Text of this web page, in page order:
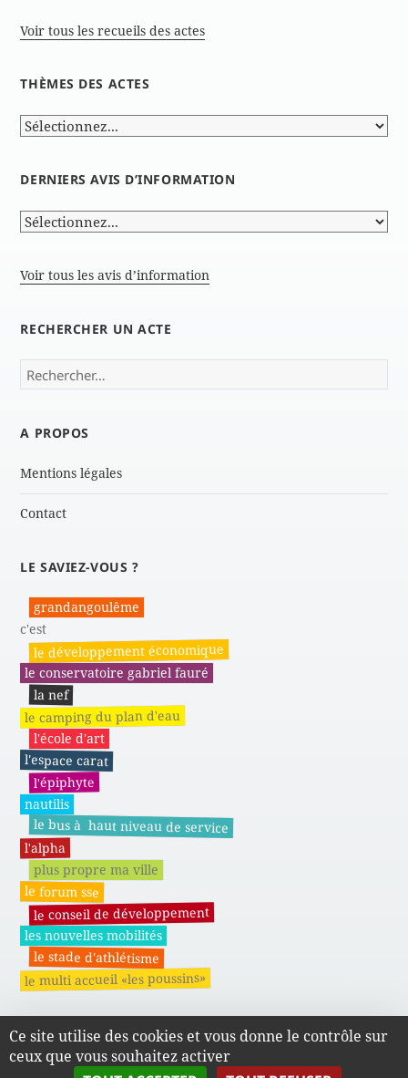
Voir tous les recueils des actes
THÈMES DES ACTES
DERNIERS AVIS D’INFORMATION
Voir tous les avis d’information
RECHERCHER UN ACTE
Rechercher :
A PROPOS
Mentions légales
Contact
LE SAVIEZ-VOUS ?
grandangoulême
c'est
le développement économique
le conservatoire gabriel fauré
la nef
le camping du plan d'eau
l'école d'art
l'espace carat
l'épiphyte
nautilis
le bus à haut niveau de service
l'alpha
plus propre ma ville
le forum sse
le conseil de développement
les nouvelles mobilités
le stade d'athlétisme
le multi accueil «les poussins»
Actes administratifs du SMAPE
Ce site utilise des cookies et vous donne le contrôle sur
ceux que vous souhaitez activer